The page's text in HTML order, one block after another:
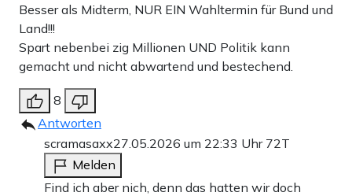
Besser als Midterm, NUR EIN Wahltermin für Bund und
Land!!!
Spart nebenbei zig Millionen UND Politik kann
gemacht und nicht abwartend und bestechend.
8
Antworten
scramasaxx27.05.2026 um 22:33 Uhr 72T
Melden
Find ich aber nich, denn das hatten wir doch